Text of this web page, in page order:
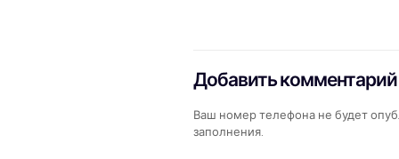
Добавить комментарий
Ваш номер телефона не будет
заполнения.